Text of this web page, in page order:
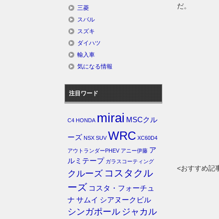
だ。
<おすすめ記
三菱
スバル
スズキ
ダイハツ
輸入車
気になる情報
注目ワード
C4 HONDA mirai MSCクル
ーズ NSX SUV WRC XC60D4
アウトランダーPHEV アニー伊藤 ア
ルミテープ ガラスコーティング
クルーズ コスタクル
ーズ コスタ・フォーチュ
ナ サムイ シアヌークビル
シンガポール ジャカル